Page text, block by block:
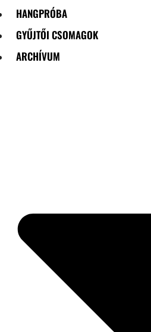
HANGPRÓBA
GYŰJTŐI CSOMAGOK
ARCHÍVUM